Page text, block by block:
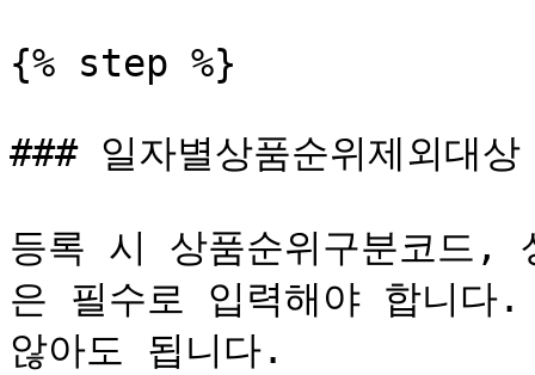
{% step %}
### 일자별상품순위제외대
등록 시 상품순위구분코드,
은 필수로 입력해야 합니다.
않아도 됩니다.